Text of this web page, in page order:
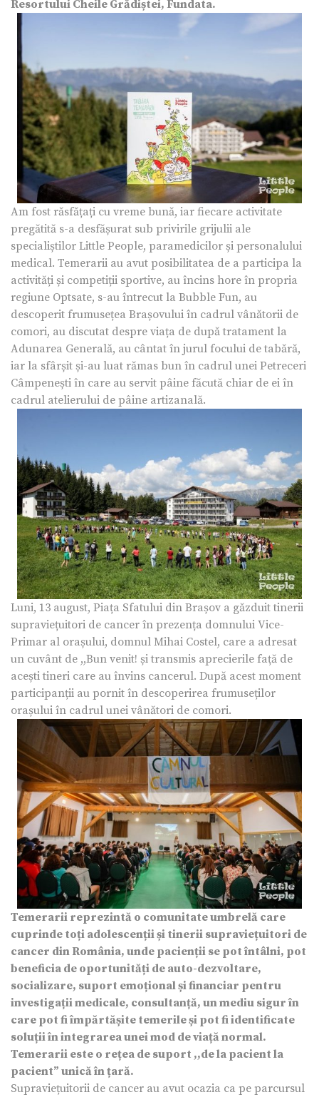
Resortului Cheile Grădiștei, Fundata.
Am fost răsfățați cu vreme bună, iar fiecare activitate
pregătită s-a desfășurat sub privirile grijulii ale
specialiștilor Little People, paramedicilor și personalului
medical. Temerarii au avut posibilitatea de a participa la
activități și competiții sportive, au încins hore în propria
regiune Optsate, s-au întrecut la Bubble Fun, au
descoperit frumusețea Brașovului în cadrul vânătorii de
comori, au discutat despre viața de după tratament la
Adunarea Generală, au cântat în jurul focului de tabără,
iar la sfârșit și-au luat rămas bun în cadrul unei Petreceri
Câmpenești în care au servit pâine făcută chiar de ei în
cadrul atelierului de pâine artizanală.
Luni, 13 august, Piața Sfatului din Brașov a găzduit tinerii
supraviețuitori de cancer în prezența domnului Vice-
Primar al orașului, domnul Mihai Costel, care a adresat
un cuvânt de ,,Bun venit! și transmis aprecierile față de
acești tineri care au învins cancerul. După acest moment
participanții au pornit în descoperirea frumuseților
orașului în cadrul unei vânători de comori.
Temerarii reprezintă o comunitate umbrelă care
cuprinde toți adolescenții și tinerii supraviețuitori de
cancer din România, unde pacienții se pot întâlni, pot
beneficia de oportunități de auto-dezvoltare,
socializare, suport emoțional și financiar pentru
investigații medicale, consultanță, un mediu sigur în
care pot fi împărtășite temerile și pot fi identificate
soluții în integrarea unei mod de viață normal.
Temerarii este o rețea de suport ,,de la pacient la
pacient” unică în țară.
Supraviețuitorii de cancer au avut ocazia ca pe parcursul